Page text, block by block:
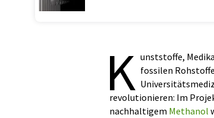
K unststoffe,
fossilen
revolutionieren: Im
nachhaltigem Methanol